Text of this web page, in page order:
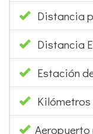
Kilómetros
Aeropuerto
Kilómetros
2ª
Kilómetros